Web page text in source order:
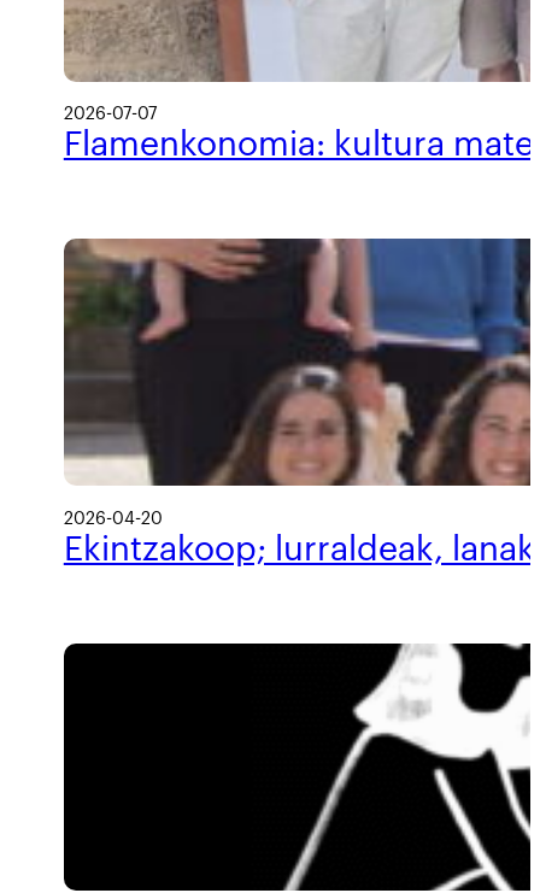
2026-07-07
Flamenkonomia: kultura
2026-04-20
Ekintzakoop; lurraldeak,